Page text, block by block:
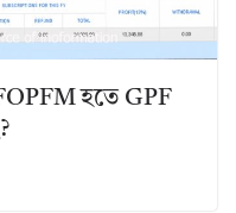
হতে GPF